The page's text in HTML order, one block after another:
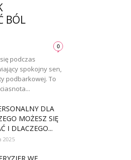
BÓL
0
podczas
spokojny sen,
podbarkowej. To
DLA
MOŻESZ SIĘ
I DLACZEGO...
2025